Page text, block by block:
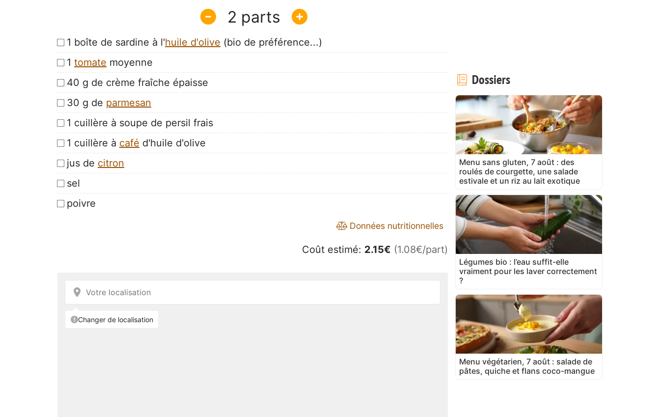
2
1 boîte de sardine à l'huile d'olive (bio de préférence...)
1 tomate moyenne
40 g de crème fraîche épaisse
30 g de parmesan
1 cuillère à soupe de persil frais
1 cuillère à café d'huile d'olive
jus de citron
sel
poivre
Données nutritionnelles
Coût estimé: 2.15€ (1.08€/part)
Dossiers
Menu sans gluten, 7 août : des
roulés de courgette, une salade
estivale et un riz au lait exotique
Légumes bio : l’eau suffit-elle
vraiment pour les laver correctement
?
Menu végétarien, 7 août : salade de
pâtes, quiche et flans coco-mangue